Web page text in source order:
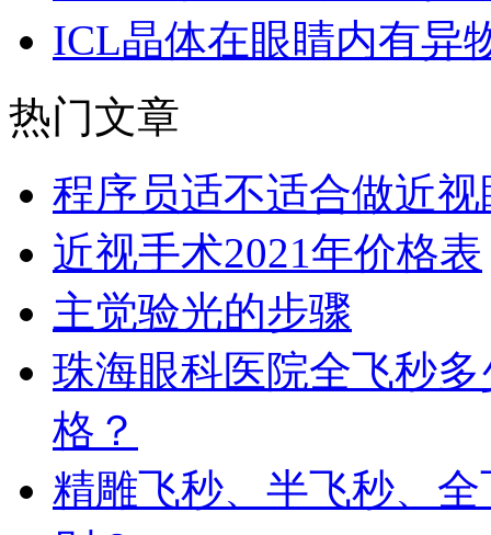
ICL晶体在眼睛内有异
热门文章
程序员适不适合做近视
近视手术2021年价格表
主觉验光的步骤
珠海眼科医院全飞秒
格？
精雕飞秒、半飞秒、